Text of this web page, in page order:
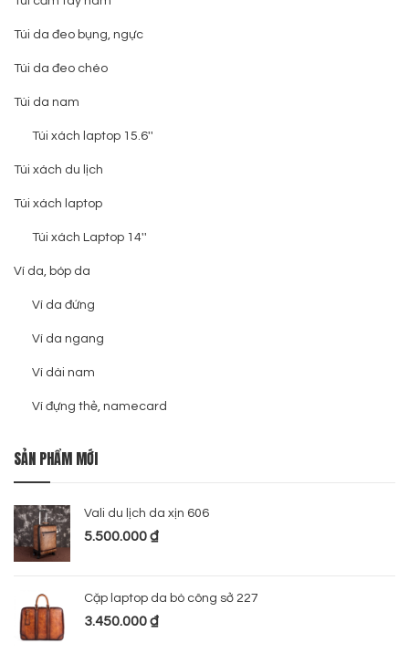
Túi da đeo bụng, ngực
Túi da đeo chéo
Túi da nam
Túi xách laptop 15.6''
Túi xách du lịch
Túi xách laptop
Túi xách Laptop 14''
Ví da, bóp da
Ví da đứng
Ví da ngang
Ví dài nam
Ví đựng thẻ, namecard
SẢN PHẨM MỚI
Vali du lịch da xịn 606
5.500.000₫
Cặp laptop da bò công sở 227
3.450.000₫